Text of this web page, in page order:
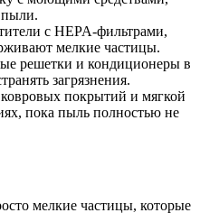
пыли.
с HEPA-фильтрами,
мелкие частицы.
решетки и кондиционеры в
загрязнения.
покрытий и мягкой
пока пыль полностью не
мелкие частицы, которые